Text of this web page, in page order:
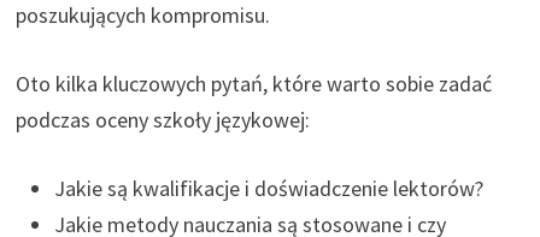
poszukujących kompromisu.
Oto kilka kluczowych pytań, które warto sobie zadać
podczas oceny szkoły językowej:
Jakie są kwalifikacje i doświadczenie lektorów?
Jakie metody nauczania są stosowane i czy